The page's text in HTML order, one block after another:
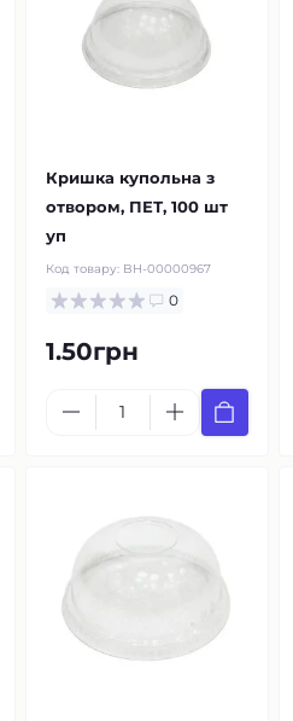
Кришка купольна з
отвором, ПЕТ, 100 шт
уп
Код товару: BH-00000967
0
1.50грн